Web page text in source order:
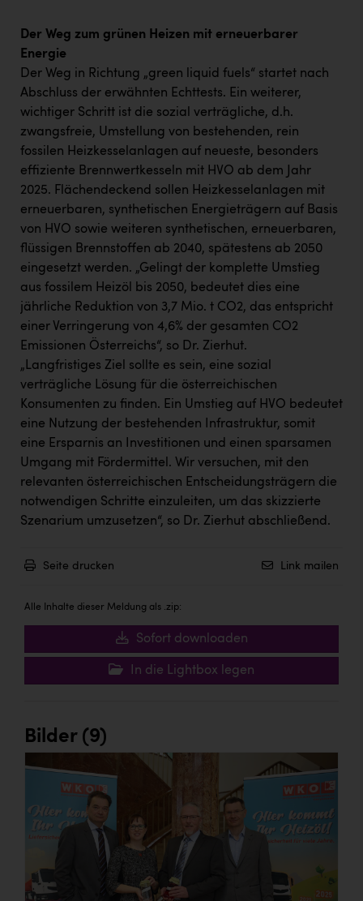
Der Weg zum grünen Heizen mit erneuerbarer
Energie
Der Weg in Richtung „green liquid fuels“ startet nach
Abschluss der erwähnten Echttests. Ein weiterer,
wichtiger Schritt ist die sozial verträgliche, d.h.
zwangsfreie, Umstellung von bestehenden, rein
fossilen Heizkesselanlagen auf neueste, besonders
effiziente Brennwertkesseln mit HVO ab dem Jahr
2025. Flächendeckend sollen Heizkesselanlagen mit
erneuerbaren, synthetischen Energieträgern auf Basis
von HVO sowie weiteren synthetischen, erneuerbaren,
flüssigen Brennstoffen ab 2040, spätestens ab 2050
eingesetzt werden. „Gelingt der komplette Umstieg
aus fossilem Heizöl bis 2050, bedeutet dies eine
jährliche Reduktion von 3,7 Mio. t CO2, das entspricht
einer Verringerung von 4,6% der gesamten CO2
Emissionen Österreichs“, so Dr. Zierhut.
„Langfristiges Ziel sollte es sein, eine sozial
verträgliche Lösung für die österreichischen
Konsumenten zu finden. Ein Umstieg auf HVO bedeutet
eine Nutzung der bestehenden Infrastruktur, somit
eine Ersparnis an Investitionen und einen sparsamen
Umgang mit Fördermittel. Wir versuchen, mit den
relevanten österreichischen Entscheidungsträgern die
notwendigen Schritte einzuleiten, um das skizzierte
Szenarium umzusetzen“, so Dr. Zierhut abschließend.
Seite drucken Link mailen
Alle Inhalte dieser Meldung als .zip:
Sofort downloaden
In die Lightbox legen
Bilder (9)